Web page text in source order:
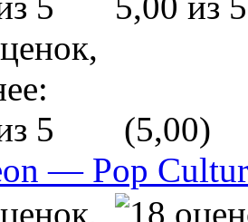
(5,00)
— Pop